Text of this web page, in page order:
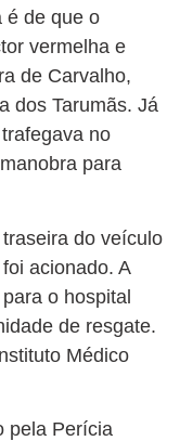
é de que o
vermelha e
de Carvalho,
dos Tarumãs. Já
no
para
do veículo
acionado. A
o hospital
de resgate.
Médico
pela Perícia